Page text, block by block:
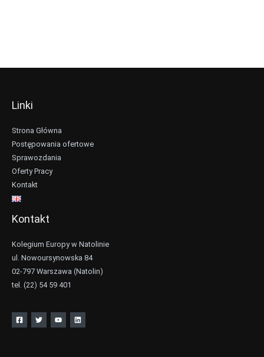
Linki
Strona Główna
Postępowania ofertowe
Sprawozdania
Oferty Pracy
Kontakt
Kontakt
Kolegium Europy w Natolinie
ul. Nowoursynowska 84
02-797 Warszawa (Natolin)
tel. (22) 54 59 401